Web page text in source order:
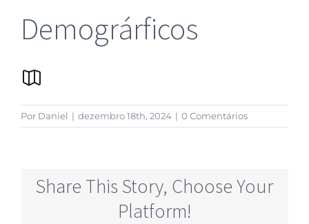
Demográrficos
Por Daniel | dezembro 18th, 2024 | 0 Comentários
Share This Story, Choose Your
Platform!